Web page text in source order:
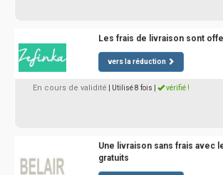
Les frais de livraison sont
vers la réduction
En cours de validité | Utilisé 8 fois vérifié !
Une livraison sans frais avec
gratuits